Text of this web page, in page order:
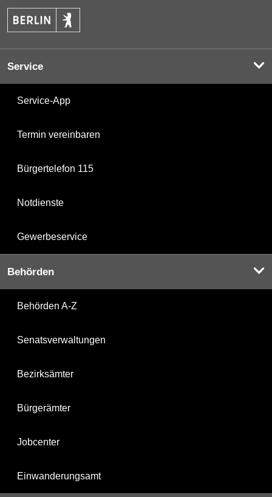
Service
Service-App
Termin vereinbaren
Bürgertelefon 115
Notdienste
Gewerbeservice
Behörden
Behörden A-Z
Senatsverwaltungen
Bezirksämter
Bürgerämter
Jobcenter
Einwanderungsamt